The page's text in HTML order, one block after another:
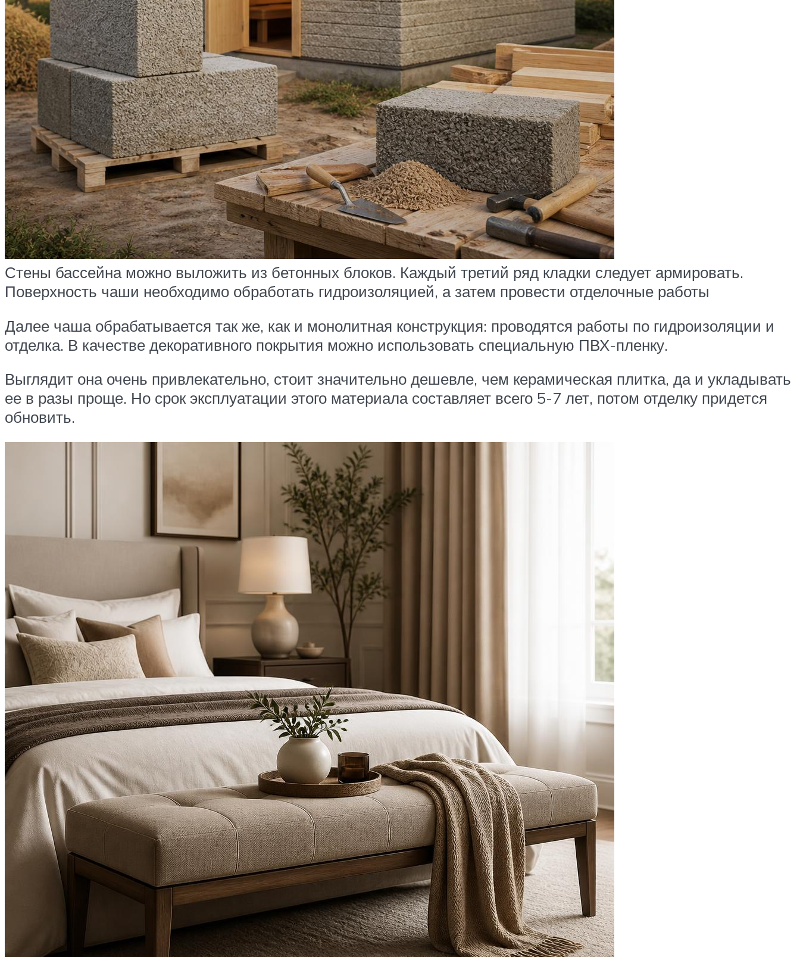
Стены бассейна можно выложить из бетонных блоков. Каждый третий ряд кладки следует армировать.
Поверхность чаши необходимо обработать гидроизоляцией, а затем провести отделочные работы
Далее чаша обрабатывается так же, как и монолитная конструкция: проводятся работы по гидроизоляции и
отделка. В качестве декоративного покрытия можно использовать специальную ПВХ-пленку.
Выглядит она очень привлекательно, стоит значительно дешевле, чем керамическая плитка, да и укладывать
ее в разы проще. Но срок эксплуатации этого материала составляет всего 5-7 лет, потом отделку придется
обновить.